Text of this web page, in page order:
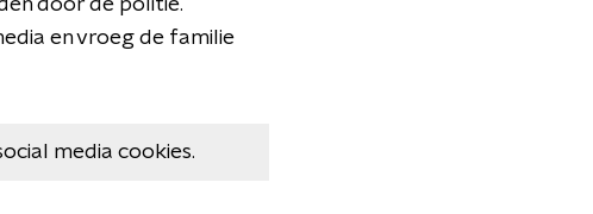
door de politie.
en vroeg de familie
media cookies.